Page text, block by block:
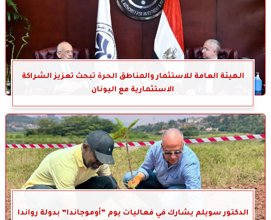
الهيئة العامة للاستثمار والمناطق الحرة تبحث تعزيز الشراكة
الاستثمارية مع اليونان
الدكتور سويلم يشارك في فعاليات يوم “أوموجاندا” بدولة رواندا